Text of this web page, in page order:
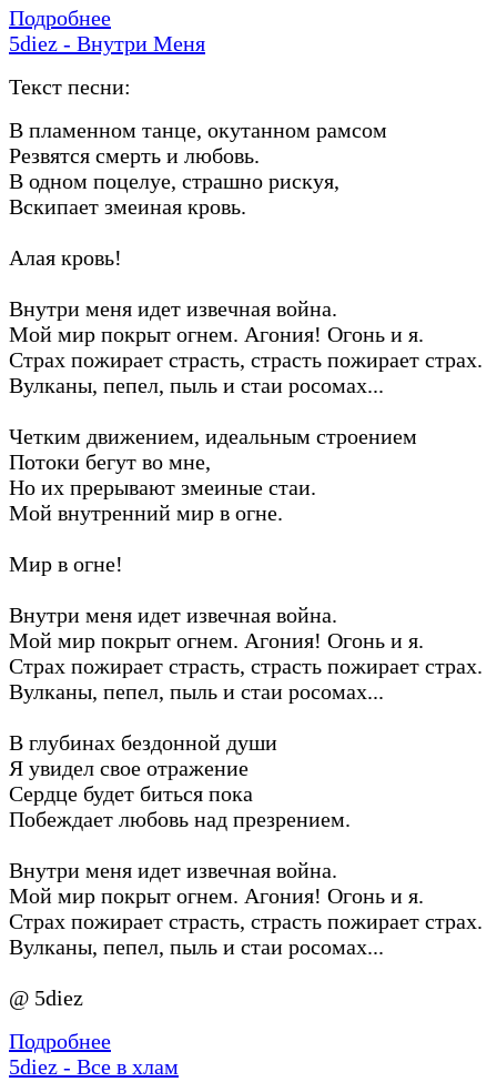
Подробнее
5diez - Внутри Меня
Текст песни:
В пламенном танце, окутанном рамсом
Резвятся смерть и любовь.
В одном поцелуе, страшно рискуя,
Вскипает змеиная кровь.
Алая кровь!
Внутри меня идет извечная война.
Мой мир покрыт огнем. Агония! Огонь и я.
Страх пожирает страсть, страсть пожирает страх.
Вулканы, пепел, пыль и стаи росомах...
Четким движением, идеальным строением
Потоки бегут во мне,
Но их прерывают змеиные стаи.
Мой внутренний мир в огне.
Мир в огне!
Внутри меня идет извечная война.
Мой мир покрыт огнем. Агония! Огонь и я.
Страх пожирает страсть, страсть пожирает страх.
Вулканы, пепел, пыль и стаи росомах...
В глубинах бездонной души
Я увидел свое отражение
Сердце будет биться пока
Побеждает любовь над презрением.
Внутри меня идет извечная война.
Мой мир покрыт огнем. Агония! Огонь и я.
Страх пожирает страсть, страсть пожирает страх.
Вулканы, пепел, пыль и стаи росомах...
@ 5diez
Подробнее
5diez - Все в хлам